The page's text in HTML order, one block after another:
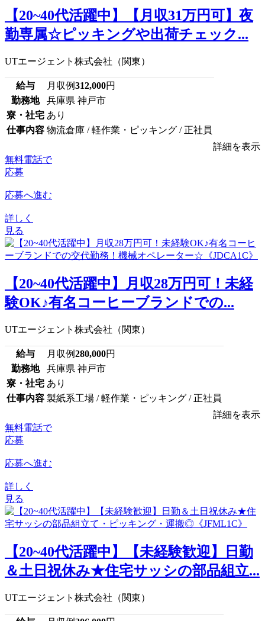
【20~40代活躍中】【月収31万円可】夜
勤専属☆ピッキングや出荷チェック...
UTエージェント株式会社（関東）
給与 月収例312,000円
勤務地
兵庫県 神戸市
寮・社宅 あり
仕事内容 物流倉庫 / 軽作業・ピッキング / 正社員
詳細を表示
無料電話で
応募
応募へ進む
詳しく
見る
【20~40代活躍中】月収28万円可！未経
験OK♪有名コーヒーブランドでの...
UTエージェント株式会社（関東）
給与 月収例280,000円
勤務地
兵庫県 神戸市
寮・社宅 あり
仕事内容 製紙系工場 / 軽作業・ピッキング / 正社員
詳細を表示
無料電話で
応募
応募へ進む
詳しく
見る
【20~40代活躍中】【未経験歓迎】日勤
＆土日祝休み★住宅サッシの部品組立...
UTエージェント株式会社（関東）